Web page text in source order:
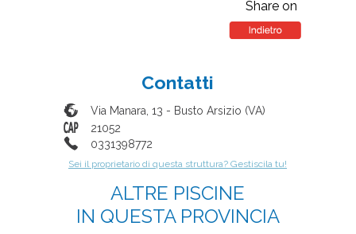
Share on
Contatti
Via Manara, 13 - Busto Arsizio (VA)
21052
0331398772
Sei il proprietario di questa struttura? Gestiscila tu!
ALTRE PISCINE
IN QUESTA PROVINCIA